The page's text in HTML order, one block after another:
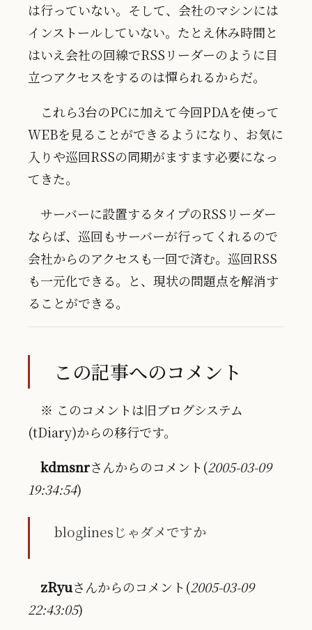
は行っていない。そして、会社のマシンには
インストールしていない。たとえ休み時間と
はいえ会社の回線でRSSリーダーのように目
立つアクセスをするのは憚られるからだ。
これら3台のPCに加えて今回PDAを使って
WEBを見ることができるようになり、お気に
入りや巡回RSSの同期がますます必要になっ
てきた。
サーバーに設置するタイプのRSSリーダー
ならば、巡回もサーバーが行ってくれるので
会社からのアクセスも一回で済む。巡回RSS
も一元化できる。と、現状の問題点を解消す
ることができる。
この記事へのコメント
※ このコメントは旧ブログシステム
(tDiary)からの移行です。
kdmsnrさんからのコメント(2005-03-09
19:34:54)
bloglinesじゃダメですか
zRyuさんからのコメント(2005-03-09
22:43:05)